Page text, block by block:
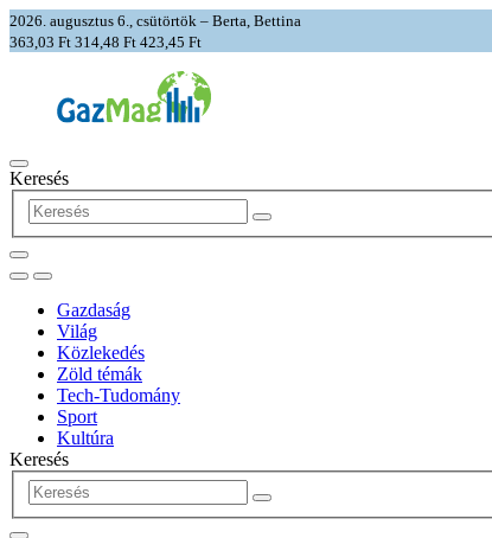
2026. augusztus 6., csütörtök – Berta, Bettina
363,03 Ft 314,48 Ft 423,45 Ft
Keresés
Gazdaság
Világ
Közlekedés
Zöld témák
Tech-Tudomány
Sport
Kultúra
Keresés